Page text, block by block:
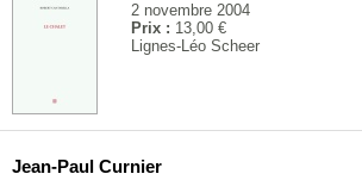
2 novembre 2004
Prix : 13,00 €
Lignes-Léo Scheer
Jean-Paul Curnier